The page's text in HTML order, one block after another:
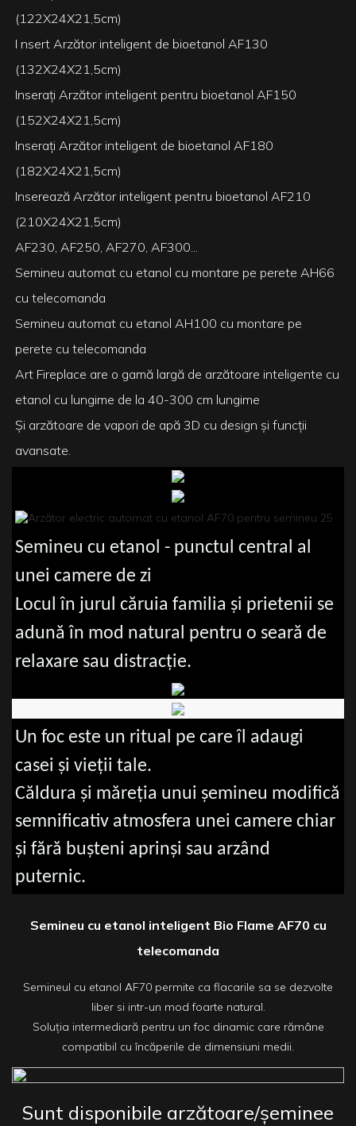
(122X24X21,5cm)
I nsert Arzător inteligent de bioetanol AF130
(132X24X21,5cm)
Inserați Arzător inteligent pentru bioetanol AF150
(152X24X21,5cm)
Inserați Arzător inteligent de bioetanol AF180
(182X24X21,5cm)
Inserează Arzător inteligent pentru bioetanol AF210
(210X24X21,5cm)
AF230, AF250, AF270, AF300...
Semineu automat cu etanol cu ​​montare pe perete AH66
cu telecomanda
Semineu automat cu etanol AH100 cu montare pe
perete cu telecomanda
Art Fireplace are o gamă largă de arzătoare inteligente cu
etanol cu ​​lungime de la 40-300 cm lungime
Și arzătoare de vapori de apă 3D cu design și funcții
avansate.
Semineu cu etanol - punctul central al
unei camere de zi
Locul în jurul căruia familia și prietenii se
adună în mod natural pentru o seară de
relaxare sau distracție.
Un foc este un ritual pe care îl adaugi
casei și vieții tale.
Căldura și măreția unui șemineu modifică
semnificativ atmosfera unei camere chiar
și fără bușteni aprinși sau arzând
puternic.
Semineu cu etanol inteligent Bio Flame AF70 cu
telecomanda
Semineul cu etanol AF70 permite ca flacarile sa se dezvolte
liber si intr-un mod foarte natural.
Soluția intermediară pentru un foc dinamic care rămâne
compatibil cu încăperile de dimensiuni medii.
Sunt disponibile arzătoare/șeminee